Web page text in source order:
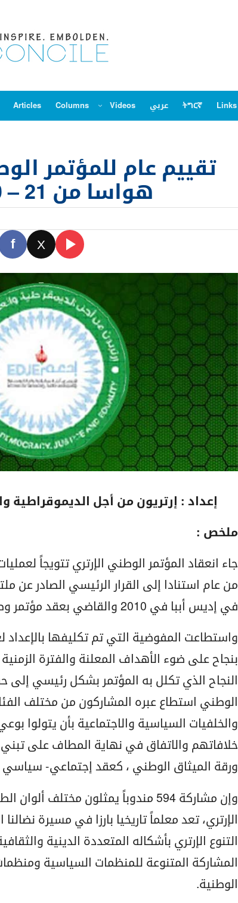
Articles Columns Videos عربي ትግርኛ Links
تقييم عام للمؤتمر
هواسا من 21 – 30 نوفمبر 2011م
f X
إعداد : إرتريون من أجل الديموقراطية
ملخص :
جاء انعقاد المؤتمر الوطني الإرتري تتويجاً
من عام استنادا إلى القرار الرئيسي الصادر عن
في إديس أببا في 2010 والقاضي بعقد مؤتمر وطني شامل .
واستطاعت المفوضية التي تم تكليفها بالإعداد
بنجاح على ضوء الأهداف المعلنة والفترة
النجاح الذي تكلل به المؤتمر بشكل رئيسي إلى
الوطني استطاع عبره المشاركون من مختلف
والخلفيات السياسية والاجتماعية بأن يتولوا
خلافاتهم والاتفاق في نهاية المطاف على
ورقة الميثاق الوطني ، كعقد إجتماعي- سياسي
وإن مشاركة 594 مندوباً يمثلون مختلف
الإرتري، تعد معلماً تاريخيا بارزا في مسيرة
التنوع الإرتري بأشكاله المتعددة الدينية
المشاركة المتنوعة للمنظمات السياسية
الوطنية.